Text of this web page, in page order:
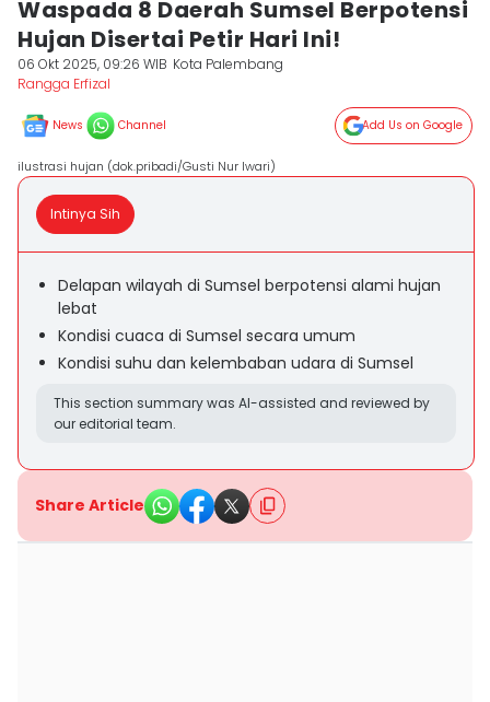
Waspada 8 Daerah Sumsel Berpotensi
Hujan Disertai Petir Hari Ini!
06 Okt 2025, 09:26 WIB Kota Palembang
Rangga Erfizal
News Channel Add Us on Google
ilustrasi hujan (dok.pribadi/Gusti Nur Iwari)
Intinya Sih
Delapan wilayah di Sumsel berpotensi alami hujan
lebat
Kondisi cuaca di Sumsel secara umum
Kondisi suhu dan kelembaban udara di Sumsel
This section summary was AI-assisted and reviewed by
our editorial team.
Share Article